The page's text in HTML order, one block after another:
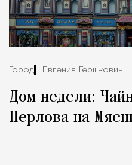
Город Евгения Гершкович
Дом недели:
Перлова на